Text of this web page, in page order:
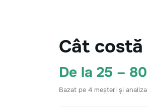
Cât
De la 25 –
Bazat pe 4 meșteri și analiza